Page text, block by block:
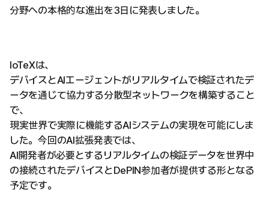
分野への本格的な進出を3日に発表しました。
IoTeXは、
デバイスとAIエージェントがリアルタイムで検証されたデ
ータを通じて協力する分散型ネットワークを構築すること
で、
現実世界で実際に機能するAIシステムの実現を可能にしま
した。今回のAI拡張発表では、
AI開発者が必要とするリアルタイムの検証データを世界中
の接続されたデバイスとDePIN参加者が提供する形となる
予定です。